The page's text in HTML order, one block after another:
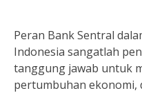
Peran Bank Sentral
Indonesia sangatlah
tanggung jawab untuk
pertumbuhan ekonomi,